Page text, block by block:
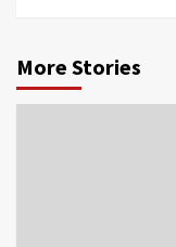
More Stories